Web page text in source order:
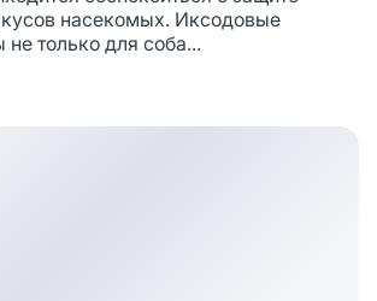
насекомых. Иксодовые
только для соба...